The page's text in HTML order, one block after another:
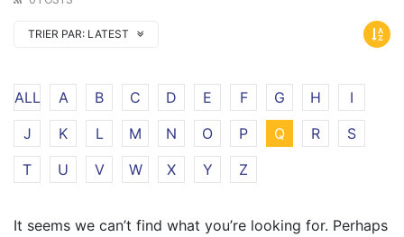
TRIER PAR: LATEST
ALL A B C D E F G H
I
J
K L M N O P Q R
S
T
U V W X Y Z
It seems we can’t find what you’re looking for. Perhaps